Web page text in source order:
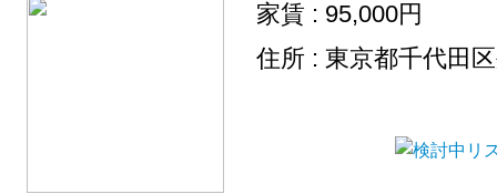
家賃 : 95,000円
住所 : 東京都千代田